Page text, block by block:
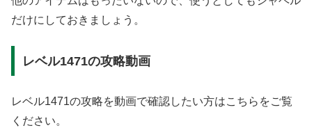
だけにしておきましょう。
レベル1471の攻略動画
レベル1471の攻略を動画で確認したい方はこちらをご覧
ください。